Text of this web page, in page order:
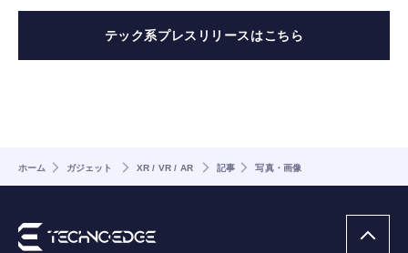
テック系プレスリリースはこちら
ホーム ガジェット XR / VR / AR 記事 写真・画像